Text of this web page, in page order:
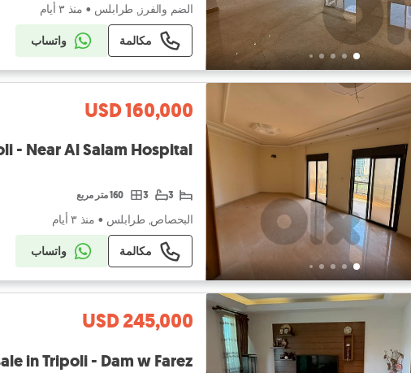
الضم والفرز, طرابلس • منذ ٣ أيام
مكالمة واتساب
USD 160,000
- Near Al Salam Hospital
3
3 160 متر مربع
البحصاص, طرابلس • منذ ٣ أيام
مكالمة واتساب
USD 245,000
in Tripoli - Dam w Farez